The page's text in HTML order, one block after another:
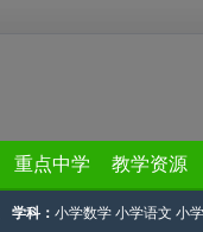
重点中学 教学资源
学科： 小学数学 小学语文 小